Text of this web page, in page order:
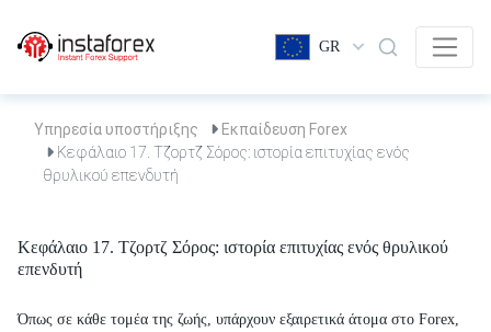
GR
Υπηρεσία υποστήριξης
Εκπαίδευση Forex
Κεφάλαιο 17. Τζορτζ Σόρος: ιστορία επιτυχίας ενός
θρυλικού επενδυτή
Κεφάλαιο 17. Τζορτζ Σόρος: ιστορία επιτυχίας ενός θρυλικού
επενδυτή
Όπως σε κάθε τομέα της ζωής, υπάρχουν εξαιρετικά άτομα στο Forex,